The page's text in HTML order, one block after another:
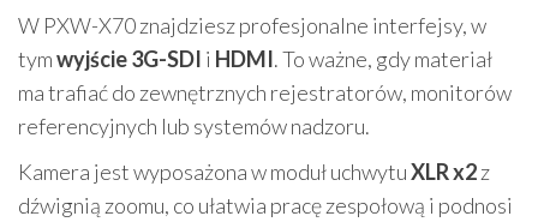
W PXW-X70 znajdziesz profesjonalne interfejsy, w
tymwyjście 3G-SDI i HDMI. To ważne, gdy materiał
ma trafiać do zewnętrznych rejestratorów, monitorów
referencyjnych lub systemów nadzoru.
Kamera jest wyposażona w moduł uchwytuXLR x2z
dźwignią zoomu, co ułatwia pracę zespołową i podnosi